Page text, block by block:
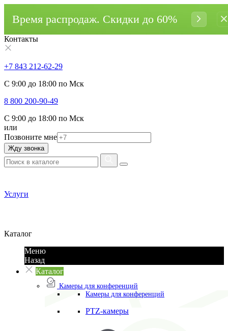
Время распродаж. Cкидки до 60%
Контакты
+7 843 212-62-29
С 9:00 до 18:00 по Мск
8 800 200-90-49
С 9:00 до 18:00 по Мск
или
Позвоните мне
Жду звонка
Услуги
Каталог
Меню
Назад
Каталог
Камеры для конференций
Камеры для конференций
PTZ-камеры